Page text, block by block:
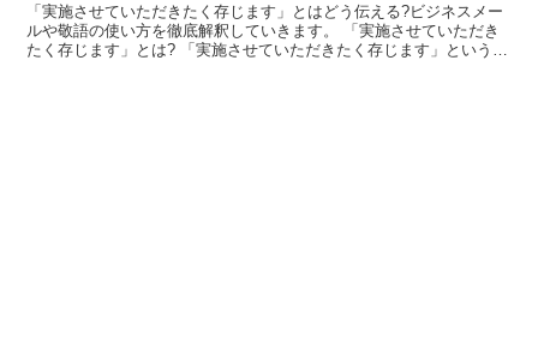
「実施させていただきたく存じます」とはどう伝える?ビジネスメー
ルや敬語の使い方を徹底解釈していきます。 「実施させていただき
たく存じます」とは? 「実施させていただきたく存じます」という言